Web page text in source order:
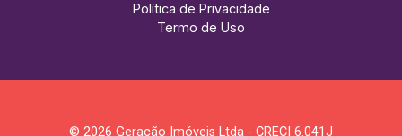
Política de Privacidade
Termo de Uso
© 2026 Geração Imóveis Ltda - CRECI 6.041J